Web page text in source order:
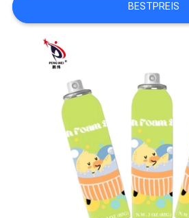
DATENSCHUTZ-
BESTIMMUNGEN
BESTPREIS